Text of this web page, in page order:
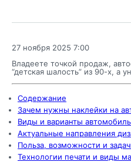
27 ноября 2025 7:00
Владеете точкой продаж,
“детская шалость” из 90-х, а
Содержание
Зачем нужны наклейки на
Виды и варианты
Актуальные направления
Польза, возможности и
Технологии печати и виды